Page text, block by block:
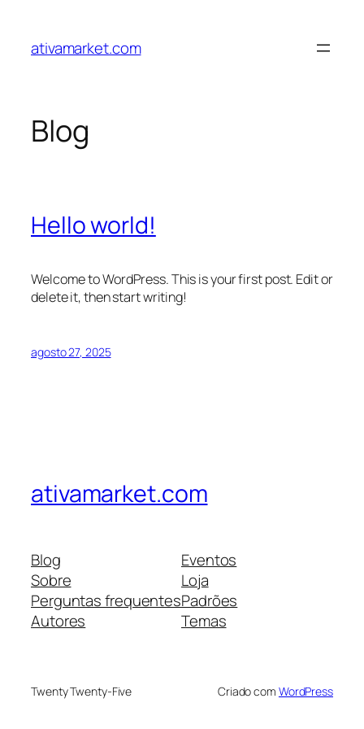
ativamarket.com
Blog
Hello world!
Welcome to WordPress. This is your first post. Edit or
delete it, then start writing!
agosto 27, 2025
ativamarket.com
Blog
Sobre
Perguntas frequentes
Autores
Eventos
Loja
Padrões
Temas
Twenty Twenty-Five Criado com WordPress